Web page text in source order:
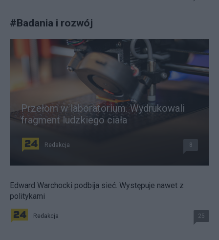
#Badania i rozwój
Przełom w laboratorium. Wydrukowali
fragment ludzkiego ciała
Redakcja 8
Edward Warchocki podbija sieć. Występuje nawet z
politykami
Redakcja 25